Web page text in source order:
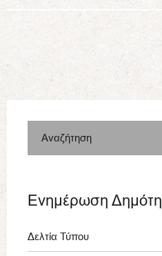
Αναζήτηση
Ενημέρωση Δημότη
Δελτία Τύπου